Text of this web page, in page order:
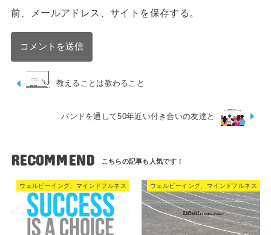
前、メールアドレス、サイトを保存する。
教えることは教わること
バンドを通して50年近い付き合いの友達と
RECOMMEND
ウェルビーイング、マインドフルネス ウェルビーイング、マインドフルネス